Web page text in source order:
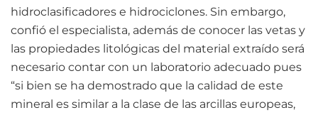
hidroclasificadores e hidrociclones. Sin embargo,
confió el especialista, además de conocer las vetas y
las propiedades litológicas del material extraído será
necesario contar con un laboratorio adecuado pues
“si bien se ha demostrado que la calidad de este
mineral es similar a la clase de las arcillas europeas,